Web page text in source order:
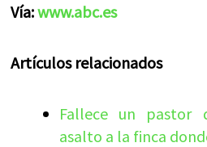
Vía:www.abc.es
Artículos relacionados
Fallece un pastor
asalto a la finca